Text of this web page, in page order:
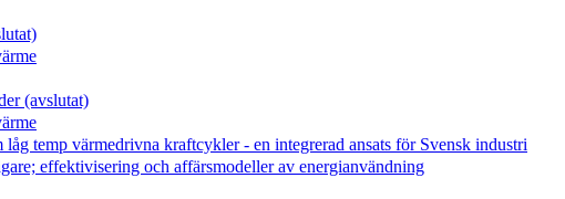
(avslutat)
temp värmedrivna kraftcykler - en integrerad ansats för Svensk industri
effektivisering och affärsmodeller av energianvändning